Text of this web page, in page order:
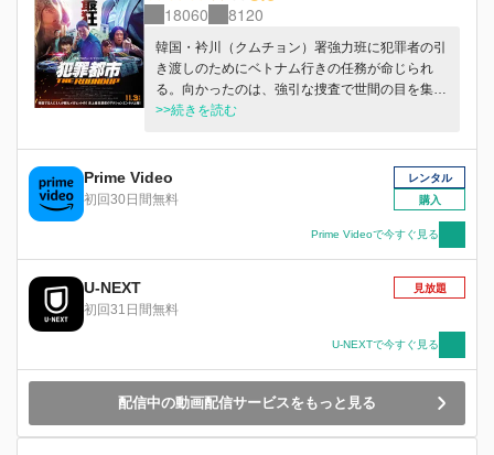
18060 8120
韓国・衿川（クムチョン）署強力班に犯罪者の引
き渡しのためにベトナム行きの任務が命じられ
る。向かったのは、強引な捜査で世間の目を集め
がちな型破り刑事マ・ソクト（マ・ドンソク）と
ァ）。そこで明らかになったのは、冷酷な凶悪犯
罪者カン・ヘサン（ソン・ソック）の存在とカン
が起こした誘拐事件だった。マ・ソクトは持ち前
の正義感から現地警察の制止を振り切って強引に
>>続きを読む
Prime Video
初回30日間無料
レンタル
購入
Prime Videoで今すぐ見る
U-NEXT
初回31日間無料
見放題
U-NEXTで今すぐ見る
配信中の動画配信サービスをもっと見る